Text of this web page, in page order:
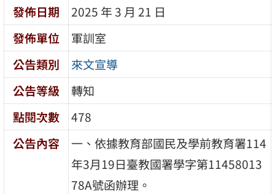
發佈日期
2025 年 3 月 21 日
發佈單位
軍訓室
公告類別
來文宣導
公告等級
轉知
點閱次數
478
公告內容
一、依據教育部國民及學前教育署114
年3月19日臺教國署學字第11458013
78A號函辦理。